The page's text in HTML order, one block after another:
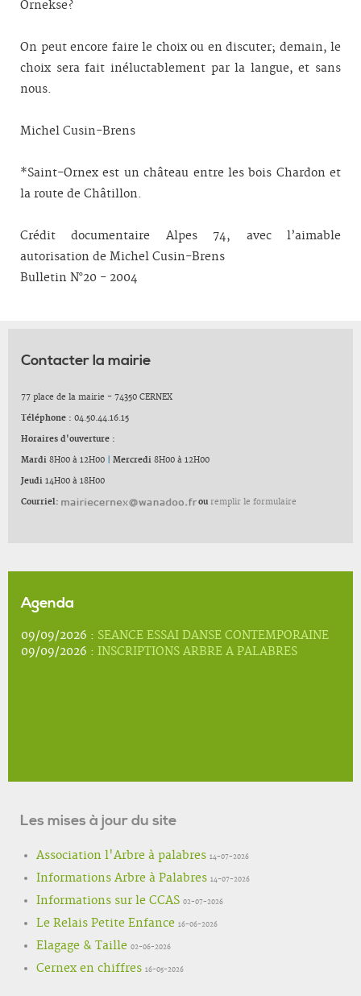
Ornekse?
On peut encore faire le choix ou en discuter; demain, le
choix sera fait inéluctablement par la langue, et sans
nous.
Michel Cusin-Brens
*Saint-Ornex est un château entre les bois Chardon et
la route de Châtillon.
Crédit documentaire Alpes 74, avec l’aimable
autorisation de Michel Cusin-Brens
Bulletin N°20 - 2004
Contacter la mairie
77 place de la mairie - 74350 CERNEX
Téléphone : 04.50.44.16.15
Horaires d'ouverture :
Mardi 8H00 à 12H00 Mercredi 8H00 à 12H00
Jeudi 14H00 à 18H00
Courriel: ou remplir le formulaire
Agenda
09/09/2026 : SEANCE ESSAI DANSE CONTEMPORAINE
09/09/2026 : INSCRIPTIONS ARBRE A PALABRES
Les mises à jour du site
Association l'Arbre à palabres 14-07-2026
Informations Arbre à Palabres 14-07-2026
Informations sur le CCAS 02-07-2026
Le Relais Petite Enfance 16-06-2026
Elagage & Taille 02-06-2026
Cernex en chiffres 16-05-2026